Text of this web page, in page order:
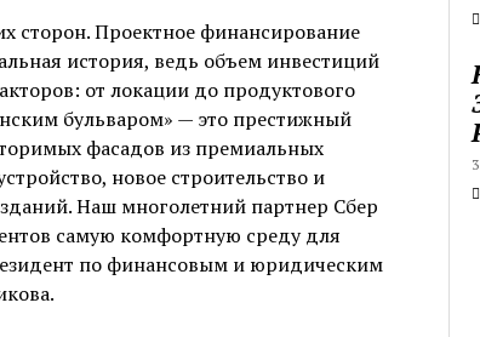
сторон. Проектное финансирование
история, ведь объем инвестиций
от локации до продуктового
бульваром» — это престижный
фасадов из премиальных
новое строительство и
Наш многолетний партнер Сбер
самую комфортную среду для
по финансовым и юридическим